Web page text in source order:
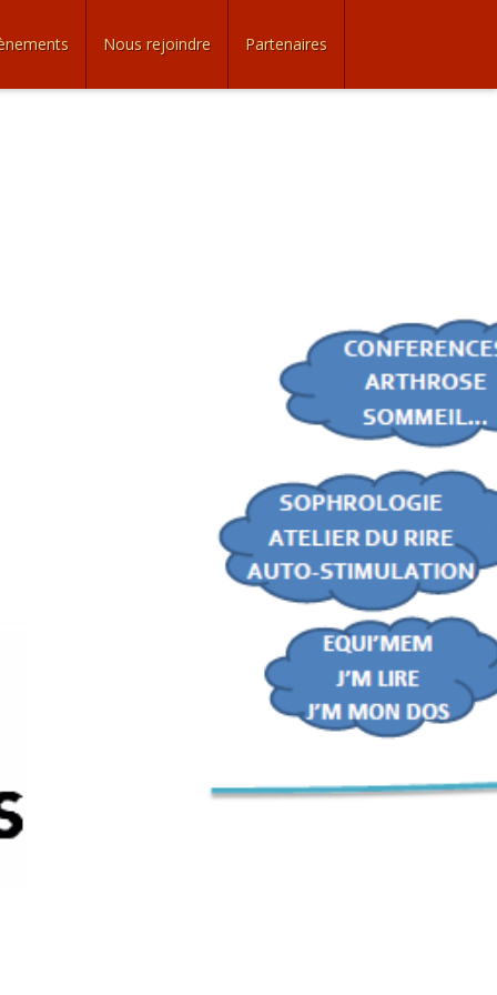
Nous rejoindre Partenaires